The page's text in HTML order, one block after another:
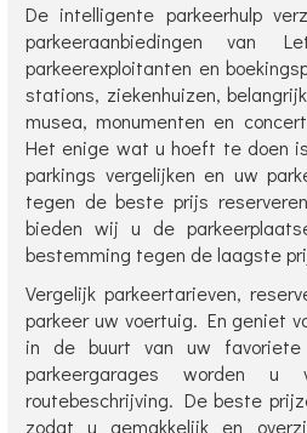
De intelligente parkeerhulp
parkeeraanbiedingen van
parkeerexploitanten en
stations, ziekenhuizen,
musea, monumenten en
Het enige wat u hoeft te doen
parkings vergelijken en uw
tegen de beste prijs
bieden wij u de
bestemming tegen de laagste
Vergelijk parkeertarieven,
parkeer uw voertuig. En geniet
in de buurt van uw favoriete
parkeergarages worden u
routebeschrijving. De beste
zodat u gemakkelijk en